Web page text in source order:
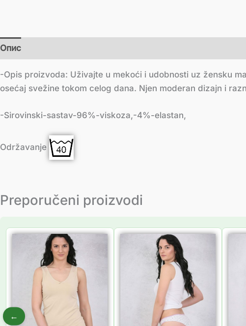
Опис
-Opis proizvoda: Uživajte u mekoći i udobnosti uz žensku
osećaj svežine tokom celog dana. Njen moderan dizajn i
-Sirovinski-sastav-96%-viskoza,-4%-elastan,
Održavanje
Preporučeni proizvodi
←